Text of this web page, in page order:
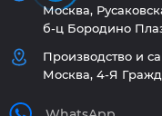
Москва,
б-ц Бородино
Производство и
Москва, 4-Я